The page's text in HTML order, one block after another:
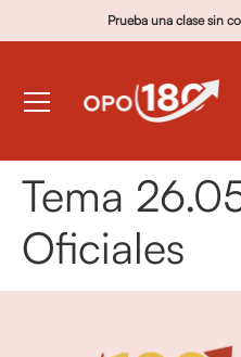
Prueba una clase sin
Tema
Oficiales